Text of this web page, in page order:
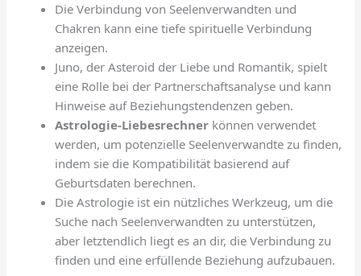
Die Verbindung von Seelenverwandten und
Chakren kann eine tiefe spirituelle Verbindung
anzeigen.
Juno, der Asteroid der Liebe und Romantik, spielt
eine Rolle bei der Partnerschaftsanalyse und kann
Hinweise auf Beziehungstendenzen geben.
Astrologie-Liebesrechner können verwendet
werden, um potenzielle Seelenverwandte zu finden,
indem sie die Kompatibilität basierend auf
Geburtsdaten berechnen.
Die Astrologie ist ein nützliches Werkzeug, um die
Suche nach Seelenverwandten zu unterstützen,
aber letztendlich liegt es an dir, die Verbindung zu
finden und eine erfüllende Beziehung aufzubauen.